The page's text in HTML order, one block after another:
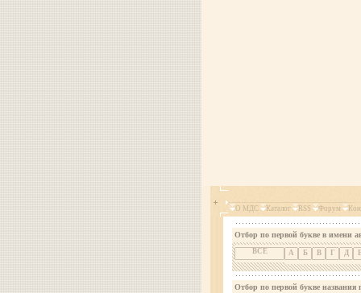
О МДС Каталог RSS Форум
Отбор по первой букве в имени
ВСЕ А Б В Г Д
Отбор по первой букве названия